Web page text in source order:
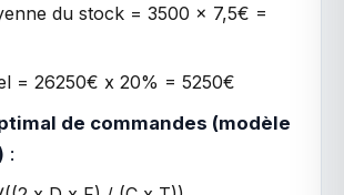
du stock = 3500 x 7,5€ =
= 26250€ x 20% = 5250€
de commandes (modèle
: